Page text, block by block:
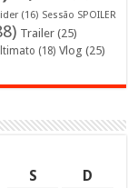
(16) Sessão SPOILER
Trailer (25)
(18) Vlog (25)
S
D